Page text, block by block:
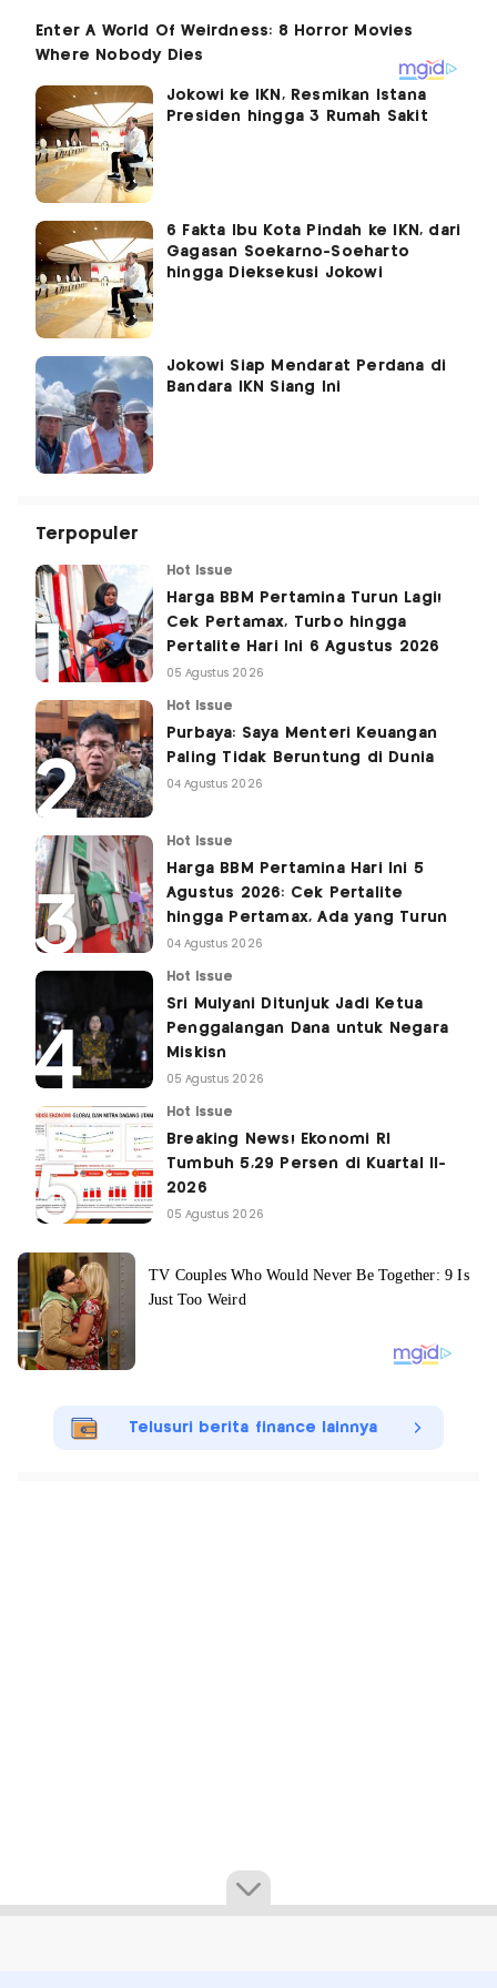
Jokowi ke IKN, Resmikan Istana
Presiden hingga 3 Rumah Sakit
6 Fakta Ibu Kota Pindah ke IKN, dari
Gagasan Soekarno-Soeharto
hingga Dieksekusi Jokowi
Jokowi Siap Mendarat Perdana di
Bandara IKN Siang Ini
Terpopuler
Hot Issue
Harga BBM Pertamina Turun Lagi!
Cek Pertamax, Turbo hingga
Pertalite Hari Ini 6 Agustus 2026
05 Agustus 2026
Hot Issue
Purbaya: Saya Menteri Keuangan
Paling Tidak Beruntung di Dunia
04 Agustus 2026
Hot Issue
Harga BBM Pertamina Hari Ini 5
Agustus 2026: Cek Pertalite
hingga Pertamax, Ada yang Turun
04 Agustus 2026
Hot Issue
Sri Mulyani Ditunjuk Jadi Ketua
Penggalangan Dana untuk Negara
Miskisn
05 Agustus 2026
Hot Issue
Breaking News! Ekonomi RI
Tumbuh 5,29 Persen di Kuartal II-
2026
05 Agustus 2026
Telusuri berita finance lainnya